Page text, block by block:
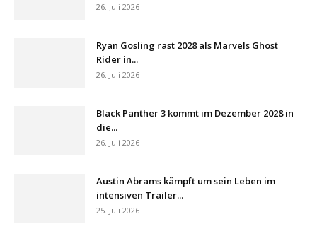
26. Juli 2026
Ryan Gosling rast 2028 als Marvels Ghost
Rider in...
26. Juli 2026
Black Panther 3 kommt im Dezember 2028 in
die...
26. Juli 2026
Austin Abrams kämpft um sein Leben im
intensiven Trailer...
25. Juli 2026